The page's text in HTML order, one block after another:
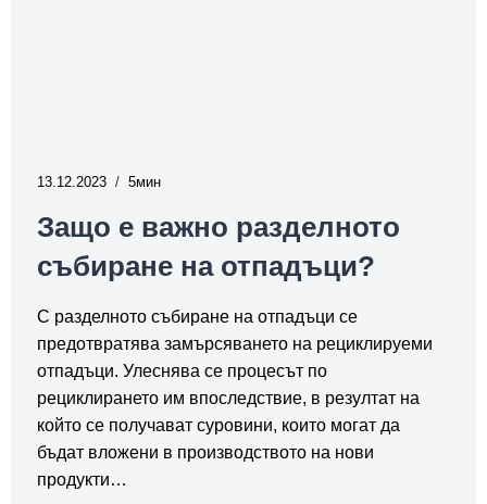
13.12.2023 5
Защо е важно разделното
събиране на отпадъци?
С разделното събиране на отпадъци се
предотвратява замърсяването на рециклируеми
отпадъци. Улеснява се процесът по
рециклирането им впоследствие, в резултат на
който се получават суровини, които могат да
бъдат вложени в производството на нови
продукти…